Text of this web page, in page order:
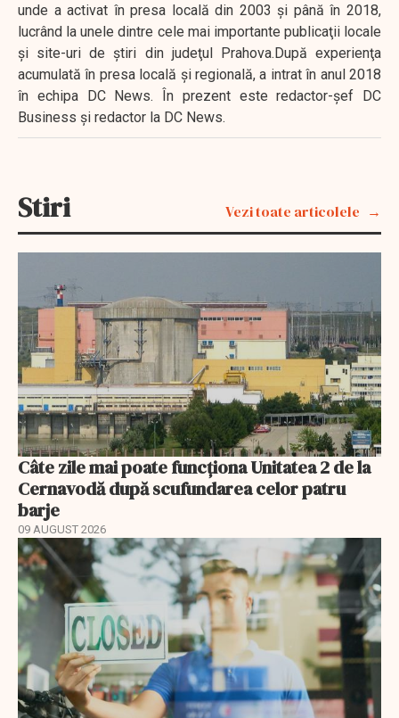
unde a activat în presa locală din 2003 şi până în 2018,
lucrând la unele dintre cele mai importante publicaţii locale
şi site-uri de ştiri din judeţul Prahova.După experienţa
acumulată în presa locală şi regională, a intrat în anul 2018
în echipa DC News. În prezent este redactor-şef DC
Business şi redactor la DC News.
Stiri Vezi toate articolele
Câte zile mai poate funcționa Unitatea 2 de la
Cernavodă după scufundarea celor patru
barje
09 AUGUST 2026